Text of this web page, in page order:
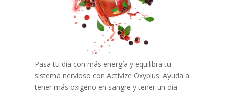
Pasa tu día con más energía y equilibra tu
sistema nervioso con Activize Oxyplus. Ayuda a
tener más oxigeno en sangre y tener un día